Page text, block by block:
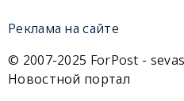
Реклама на сайте
© 2007-2025 ForPost -
Новостной портал